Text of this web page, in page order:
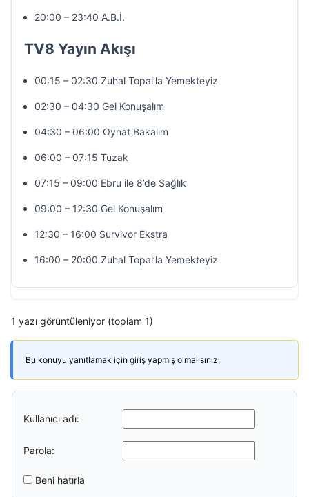
20:00 – 23:40 A.B.İ.
TV8 Yayın Akışı
00:15 – 02:30 Zuhal Topal’la Yemekteyiz
02:30 – 04:30 Gel Konuşalım
04:30 – 06:00 Oynat Bakalım
06:00 – 07:15 Tuzak
07:15 – 09:00 Ebru ile 8’de Sağlık
09:00 – 12:30 Gel Konuşalım
12:30 – 16:00 Survivor Ekstra
16:00 – 20:00 Zuhal Topal’la Yemekteyiz
1 yazı görüntüleniyor (toplam 1)
Bu konuyu yanıtlamak için giriş yapmış olmalısınız.
Kullanıcı adı:
Parola:
Beni hatırla